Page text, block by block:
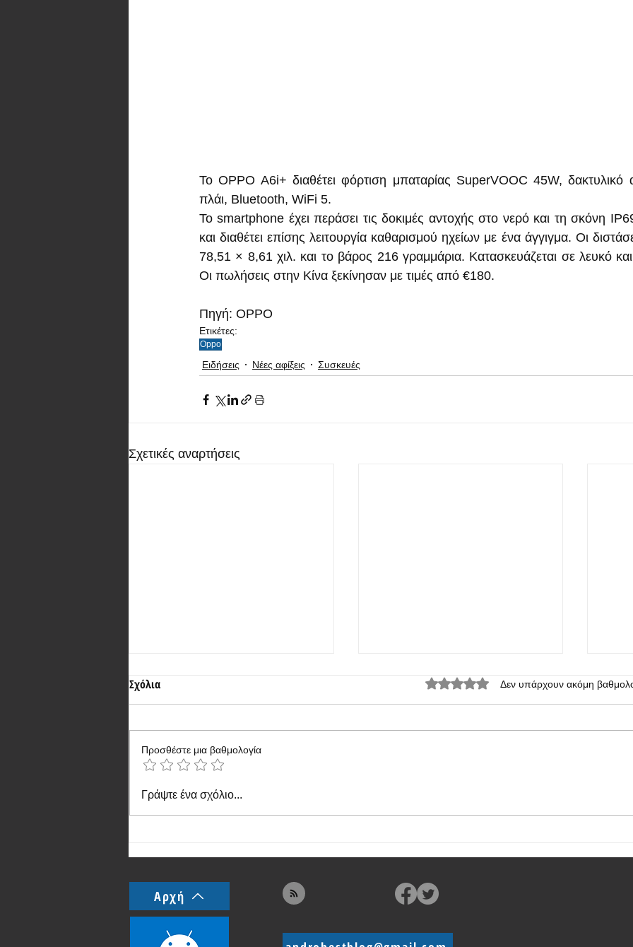
Το OPPO A6i+ διαθέτει φόρτιση μπαταρίας SuperVOOC 45W,
πλάι, Bluetooth, WiFi 5.
Το smartphone έχει περάσει τις δοκιμές αντοχής στο νερό και τη σκόνη
και διαθέτει επίσης λειτουργία καθαρισμού ηχείων με ένα άγγιγμα. Οι
78,51 × 8,61 χιλ. και το βάρος 216 γραμμάρια. Κατασκευάζεται σε λευκό
Οι πωλήσεις στην Κίνα ξεκίνησαν με τιμές από €180.
Πηγή: OPPO
Ετικέτες:
Oppo
Ειδήσεις Νέες αφίξεις Συσκευές
Σχετικές αναρτήσεις
Η OPPO παρουσίασε το προσιτό
Σχόλια Βαθμολογήθηκε με 0 από 5 αστέρια.
Δεν υπάρχουν ακόμη
Προσθέστε μια βαθμολογία
Γράψτε ένα σχόλιο...
Αρχή